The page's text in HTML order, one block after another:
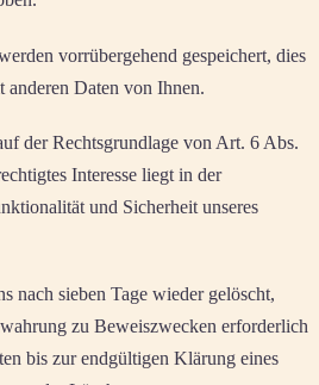
vorrübergehend gespeichert, dies
anderen Daten von Ihnen.
der Rechtsgrundlage von Art. 6 Abs.
Interesse liegt in der
und Sicherheit unseres
nach sieben Tage wieder gelöscht,
zu Beweiszwecken erforderlich
bis zur endgültigen Klärung eines